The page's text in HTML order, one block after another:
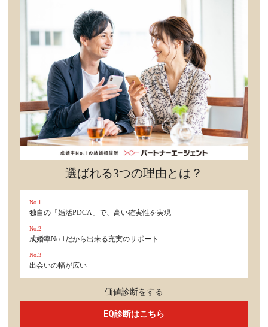
選ばれる3つの理由とは？
No.1
独自の「婚活PDCA」で、高い確実性を実現
No.2
成婚率No.1だから出来る充実のサポート
No.3
出会いの幅が広い
価値診断をする
EQ診断はこちら